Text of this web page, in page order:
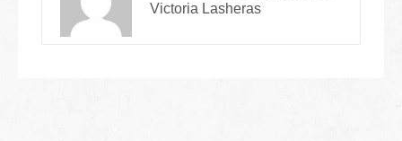
Victoria Lasheras